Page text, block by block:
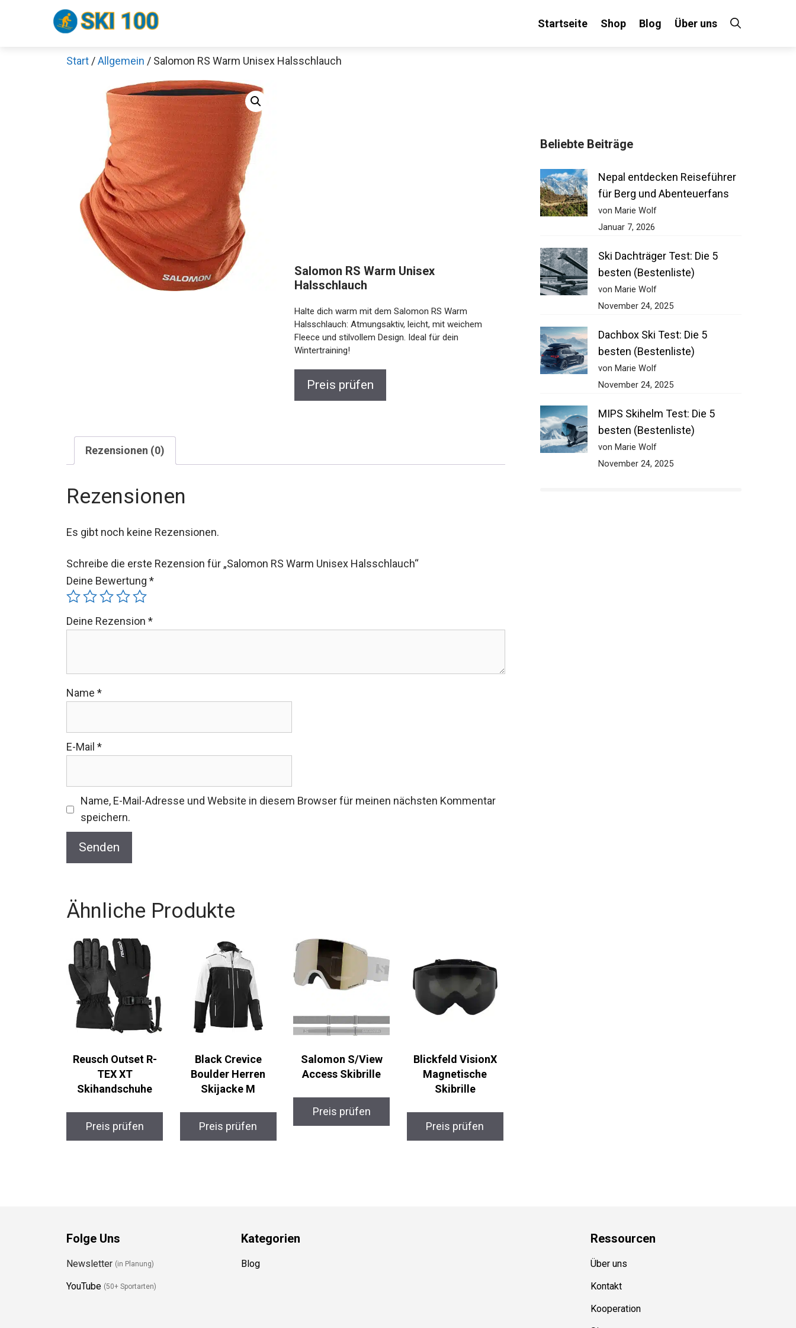
Startseite Shop Blog Über uns
Start /Allgemein / Salomon RS Warm Unisex Halsschlauch
Salomon RS Warm Unisex
Halsschlauch
Halte dich warm mit dem Salomon RS Warm
Halsschlauch: Atmungsaktiv, leicht, mit weichem
Fleece und stilvollem Design. Ideal für dein
Wintertraining!
Preis prüfen
Rezensionen (0)
Rezensionen
Es gibt noch keine Rezensionen.
Schreibe die erste Rezension für „Salomon RS Warm Unisex Halsschlauch“
Deine Bewertung *
Deine Rezension *
Name *
E-Mail *
Name, E-Mail-Adresse und Website in diesem Browser für meinen nächsten Kommentar
speichern.
Ähnliche Produkte
Reusch Outset R-
TEX XT
Skihandschuhe
Preis prüfen
Black Crevice
Boulder Herren
Skijacke M
Preis prüfen
Salomon S/View
Access Skibrille
Preis prüfen
Blickfeld VisionX
Magnetische
Skibrille
Preis prüfen
Beliebte Beiträge
Nepal entdecken Reiseführer
für Berg und Abenteuerfans
von Marie Wolf
Januar 7, 2026
Ski Dachträger Test: Die 5
besten (Bestenliste)
von Marie Wolf
November 24, 2025
Dachbox Ski Test: Die 5
besten (Bestenliste)
von Marie Wolf
November 24, 2025
MIPS Skihelm Test: Die 5
besten (Bestenliste)
von Marie Wolf
November 24, 2025
Folge Uns
Newsletter (in Planung)
YouTube (50+ Sportarten)
Kategorien
Blog
Ressourcen
Über uns
Kontakt
Kooperation